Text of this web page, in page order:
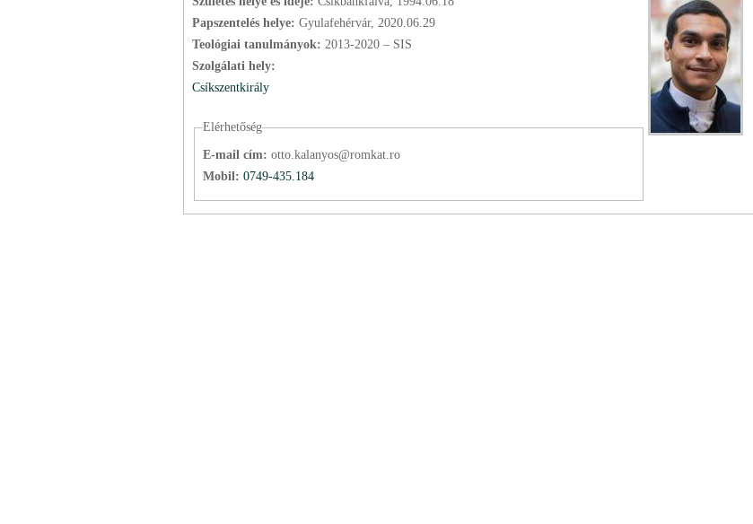
Papszentelés helye: Gyulafehérvár, 2020.06.29
Teológiai tanulmányok: 2013-2020 – SIS
Szolgálati hely:
Csíkszentkirály
Elérhetőség
E-mail cím: otto.kalanyos@romkat.ro
Mobil: 0749-435.184